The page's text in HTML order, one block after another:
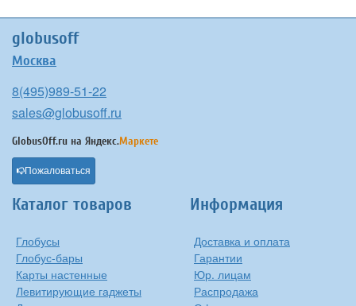
globusoff
Москва
8(495)989-51-22
sales@globusoff.ru
GlobusOff.ru на Яндекс.Маркете
Пожаловаться
Каталог товаров
Глобусы
Глобус-бары
Карты настенные
Левитирующие гаджеты
Информация
Доставка и оплата
Гарантии
Юр. лицам
Распродажа